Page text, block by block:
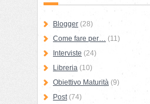
Blogger (28)
Come fare per… (11)
Interviste (24)
Libreria (10)
Obiettivo Maturità (9)
Post(74)